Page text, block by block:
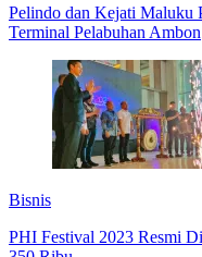
Pelindo dan Kejati Maluku
Terminal Pelabuhan Ambon
Bisnis
PHI Festival 2023 Resmi